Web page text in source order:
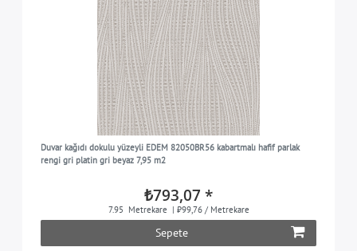
Duvar kağıdı dokulu yüzeyli EDEM 82050BR56 kabartmalı hafif parlak
rengi gri platin gri beyaz 7,95 m2
₺793,07 *
7.95 Metrekare | ₺99,76 / Metrekare
Sepete